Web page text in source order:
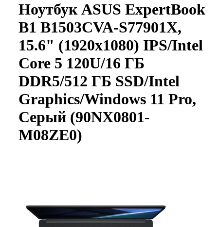
Ноутбук ASUS ExpertBook
B1 B1503CVA-S77901X,
15.6" (1920x1080) IPS/Intel
Core 5 120U/16 ГБ
DDR5/512 ГБ SSD/Intel
Graphics/Windows 11 Pro,
Серый (90NX0801-
M08ZE0)